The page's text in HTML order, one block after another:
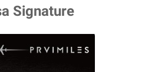
Signature